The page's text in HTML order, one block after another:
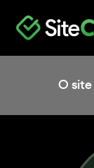
O site